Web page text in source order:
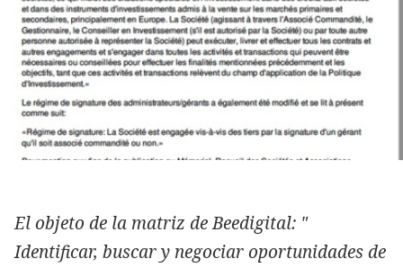
El objeto de la matriz de Beedigital: "
Identificar, buscar y negociar oportunidades de